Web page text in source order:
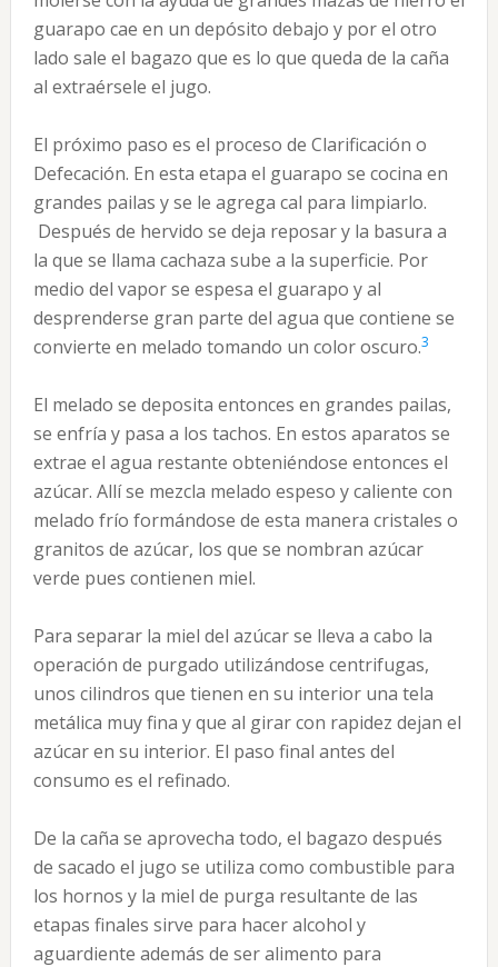
guarapo cae en un depósito debajo y por el otro
lado sale el bagazo que es lo que queda de la caña
al extraérsele el jugo.
El próximo paso es el proceso de Clarificación o
Defecación. En esta etapa el guarapo se cocina en
grandes pailas y se le agrega cal para limpiarlo.
Después de hervido se deja reposar y la basura a
la que se llama cachaza sube a la superficie. Por
medio del vapor se espesa el guarapo y al
desprenderse gran parte del agua que contiene se
convierte en melado tomando un color oscuro.3
El melado se deposita entonces en grandes pailas,
se enfría y pasa a los tachos. En estos aparatos se
extrae el agua restante obteniéndose entonces el
azúcar. Allí se mezcla melado espeso y caliente con
melado frío formándose de esta manera cristales o
granitos de azúcar, los que se nombran azúcar
verde pues contienen miel.
Para separar la miel del azúcar se lleva a cabo la
operación de purgado utilizándose centrifugas,
unos cilindros que tienen en su interior una tela
metálica muy fina y que al girar con rapidez dejan el
azúcar en su interior. El paso final antes del
consumo es el refinado.
De la caña se aprovecha todo, el bagazo después
de sacado el jugo se utiliza como combustible para
los hornos y la miel de purga resultante de las
etapas finales sirve para hacer alcohol y
aguardiente además de ser alimento para